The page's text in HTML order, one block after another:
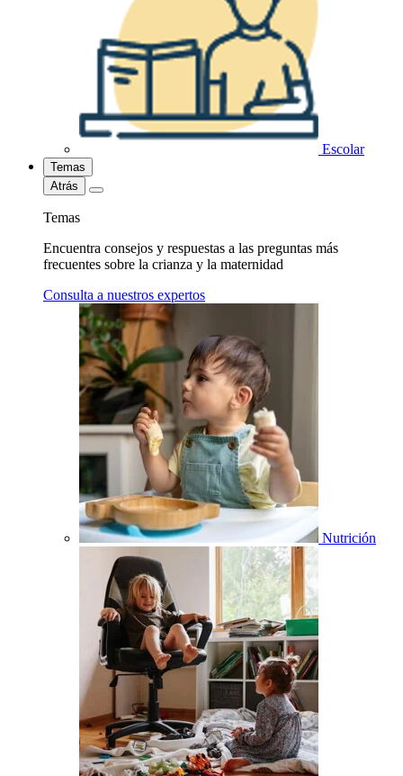
Escolar
Temas
Atrás
Temas
Encuentra consejos y respuestas a las preguntas más
frecuentes sobre la crianza y la maternidad
Consulta a nuestros expertos
Nutrición